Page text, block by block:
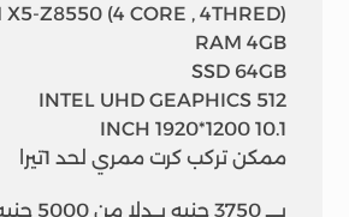
X5-Z8550 (4 CORE , 4THRED)
RAM 4GB
SSD 64GB
INTEL UHD GEAPHICS 512
10.1 INCH 1920*1200
ممكن تركب كرت ممري لحد 1تيرا
بــــ 3750 جنيه بــدلا من 5000 جنيه